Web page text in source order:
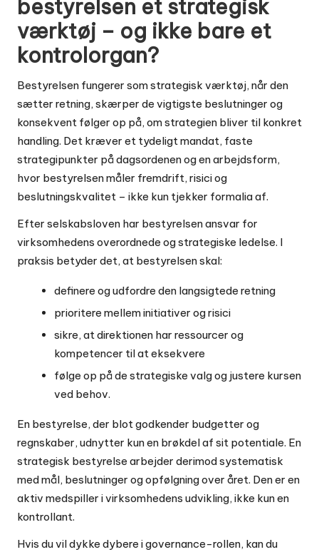
bestyrelsen et strategisk
værktøj – og ikke bare et
kontrolorgan?
Bestyrelsen fungerer som strategisk værktøj, når den
sætter retning, skærper de vigtigste beslutninger og
konsekvent følger op på, om strategien bliver til konkret
handling. Det kræver et tydeligt mandat, faste
strategipunkter på dagsordenen og en arbejdsform,
hvor bestyrelsen måler fremdrift, risici og
beslutningskvalitet – ikke kun tjekker formalia af.
Efter selskabsloven har bestyrelsen ansvar for
virksomhedens overordnede og strategiske ledelse. I
praksis betyder det, at bestyrelsen skal:
definere og udfordre den langsigtede retning
prioritere mellem initiativer og risici
sikre, at direktionen har ressourcer og
kompetencer til at eksekvere
følge op på de strategiske valg og justere kursen
ved behov.
En bestyrelse, der blot godkender budgetter og
regnskaber, udnytter kun en brøkdel af sit potentiale. En
strategisk bestyrelse arbejder derimod systematisk
med mål, beslutninger og opfølgning over året. Den er en
aktiv medspiller i virksomhedens udvikling, ikke kun en
kontrollant.
Hvis du vil dykke dybere i governance-rollen, kan du